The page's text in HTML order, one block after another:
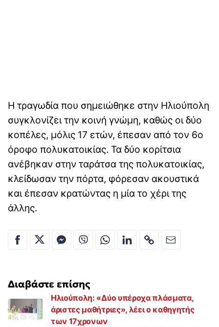
Η τραγωδία που σημειώθηκε στην Ηλιούπολη
συγκλονίζει την κοινή γνώμη, καθώς οι δύο
κοπέλες, μόλις 17 ετών, έπεσαν από τον 6ο
όροφο πολυκατοικίας. Τα δύο κορίτσια
ανέβηκαν στην ταράτσα της πολυκατοικίας,
κλείδωσαν την πόρτα, φόρεσαν ακουστικά
και έπεσαν κρατώντας η μία το χέρι της
άλλης.
Διαβάστε επίσης
Ηλιούπολη: «Δύο υπέροχα πλάσματα,
άριστες μαθήτριες», λέει ο καθηγητής
των 17χρονων